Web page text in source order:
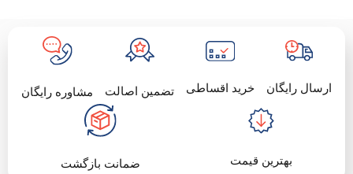
ارسال رایگان خرید اقساطی تضمین اصالت مشاوره رایگان
بهترین قیمت ضمانت بازگشت